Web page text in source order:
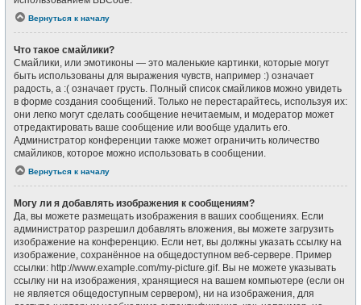
Вернуться к началу
Что такое смайлики?
Смайлики, или эмотиконы — это маленькие картинки, которые могут
быть использованы для выражения чувств, например :) означает
радость, а :( означает грусть. Полный список смайликов можно увидеть
в форме создания сообщений. Только не перестарайтесь, используя их:
они легко могут сделать сообщение нечитаемым, и модератор может
отредактировать ваше сообщение или вообще удалить его.
Администратор конференции также может ограничить количество
смайликов, которое можно использовать в сообщении.
Вернуться к началу
Могу ли я добавлять изображения к сообщениям?
Да, вы можете размещать изображения в ваших сообщениях. Если
администратор разрешил добавлять вложения, вы можете загрузить
изображение на конференцию. Если нет, вы должны указать ссылку на
изображение, сохранённое на общедоступном веб-сервере. Пример
ссылки: http://www.example.com/my-picture.gif. Вы не можете указывать
ссылку ни на изображения, хранящиеся на вашем компьютере (если он
не является общедоступным сервером), ни на изображения, для